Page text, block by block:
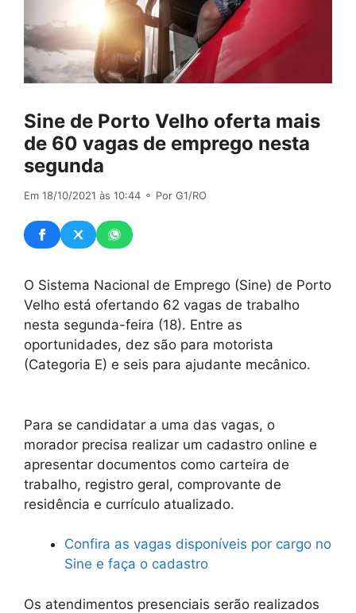
Sine de Porto Velho oferta mais
de 60 vagas de emprego nesta
segunda
Em 18/10/2021 às 10:44 ⚬ Por G1/RO
O Sistema Nacional de Emprego (Sine) de Porto
Velho está ofertando 62 vagas de trabalho
nesta segunda-feira (18). Entre as
oportunidades, dez são para motorista
(Categoria E) e seis para ajudante mecânico.
Para se candidatar a uma das vagas, o
morador precisa realizar um cadastro online e
apresentar documentos como carteira de
trabalho, registro geral, comprovante de
residência e currículo atualizado.
Confira as vagas disponíveis por cargo no
Sine e faça o cadastro
Os atendimentos presenciais serão realizados